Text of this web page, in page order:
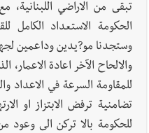
تبقى من الاراضي اللبنانية،
الحكومة الاستعداد الكامل
وستجدنا مو?يدين وداعمين
والالحاح الآخر اعادة
للمقاومة السرعة في الاعداد
تضامنية ترفض الابتزاز او
للحكومة بالا تركن الى